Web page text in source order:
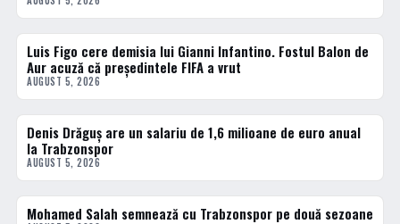
FOTBAL EXTERN
Luis Figo cere demisia lui Gianni Infantino. Fostul Balon de
Aur acuză că președintele FIFA a vrut
AUGUST 5, 2026
FOTBAL EXTERN
Denis Drăguș are un salariu de 1,6 milioane de euro anual
la Trabzonspor
AUGUST 5, 2026
FOTBAL EXTERN
Mohamed Salah semnează cu Trabzonspor pe două sezoane